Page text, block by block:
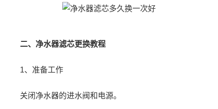
二、净水器滤芯更换教程
1、准备工作
关闭净水器的进水阀和电源。